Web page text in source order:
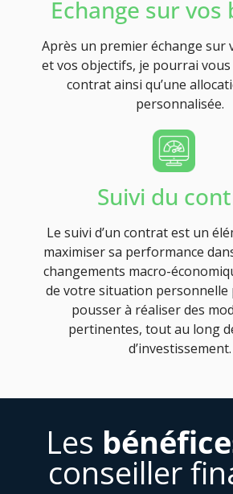
Echange sur vos
Après un premier échange sur
et vos objectifs, je pourrai
contrat ainsi qu’une
personnalisée.
Suivi du
Le suivi d’un contrat est un
maximiser sa performance
changements macro-
de votre situation personnelle
pousser à réaliser des
pertinentes, tout au long
d’investissement.
Les
conseiller